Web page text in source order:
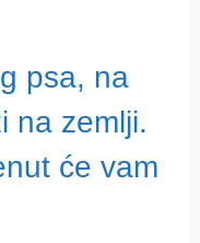
psa, na
na zemlji.
će vam